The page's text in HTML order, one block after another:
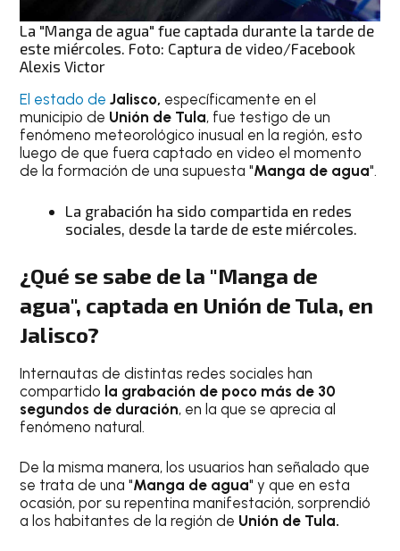
La "Manga de agua" fue captada durante la tarde de
este miércoles. Foto: Captura de video/Facebook
Alexis Victor
El estado de Jalisco, específicamente en el
municipio de Unión de Tula, fue testigo de un
fenómeno meteorológico inusual en la región, esto
luego de que fuera captado en video el momento
de la formación de una supuesta "Manga de agua".
La grabación ha sido compartida en redes
sociales, desde la tarde de este miércoles.
¿Qué se sabe de la "Manga de
agua", captada en Unión de Tula, en
Jalisco?
Internautas de distintas redes sociales han
compartido la grabación de poco más de 30
segundos de duración, en la que se aprecia al
fenómeno natural.
De la misma manera, los usuarios han señalado que
se trata de una "Manga de agua" y que en esta
ocasión, por su repentina manifestación, sorprendió
a los habitantes de la región de Unión de Tula.